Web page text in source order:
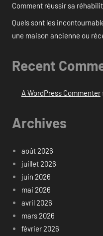
Comment réussir sa
Quels sont les
une maison ancienne ou
Recent
A WordPress Commenter
Archives
août 2026
juillet 2026
juin 2026
mai 2026
avril 2026
mars 2026
février 2026